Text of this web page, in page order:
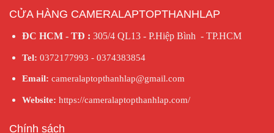
CỬA HÀNG CAMERALAPTOPTHANHLAP
ĐC HCM - TĐ : 305/4 QL13 - P.Hiệp Bình - TP.HCM
Tel: 0372177993 - 0374383854
Email: cameralaptopthanhlap@gmail.com
Website: https://cameralaptopthanhlap.com/
Chính sách